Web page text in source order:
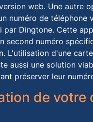
web. Une autre
numéro de téléphone
par Dingtone. Cette
second numéro
L'utilisation d'une
aussi une solution
préserver leur
de votre